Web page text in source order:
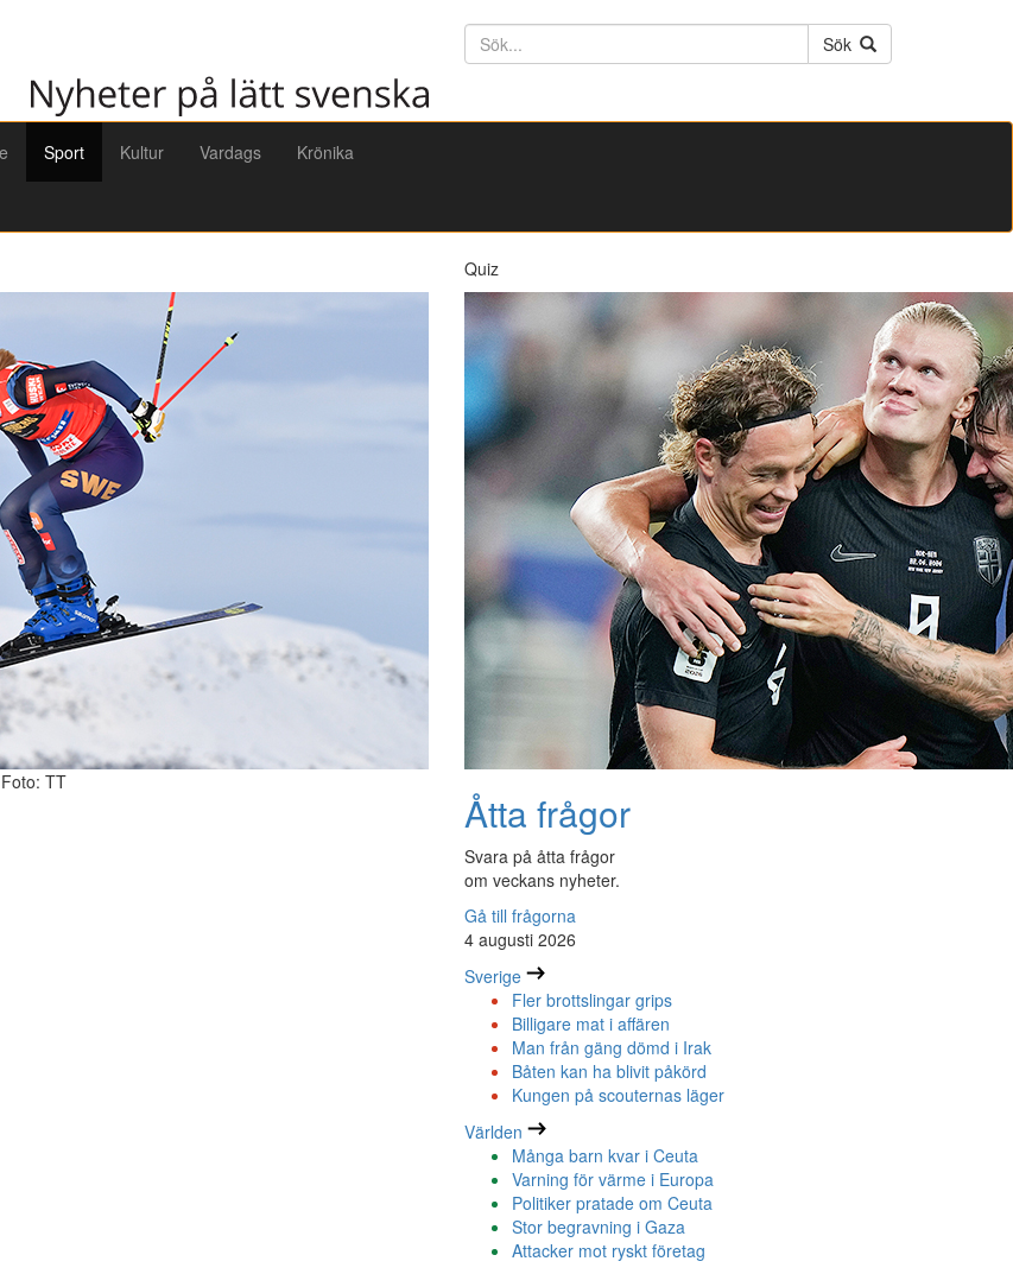
Söktext
Sök
Sport Kultur Vardags Krönika
TT
Quiz
Åtta frågor
Svara på åtta frågor
om veckans nyheter.
Gå till frågorna
4 augusti 2026
Sverige
Fler brottslingar grips
Billigare mat i affären
Man från gäng dömd i Irak
Båten kan ha blivit påkörd
Kungen på scouternas läger
Världen
Många barn kvar i Ceuta
Varning för värme i Europa
Politiker pratade om Ceuta
Stor begravning i Gaza
Attacker mot ryskt företag